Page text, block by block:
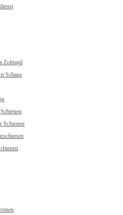
Zolmajd
Schaus
Schienen